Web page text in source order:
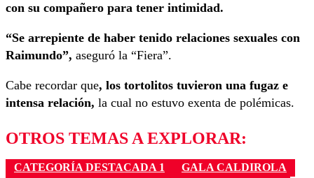
con su compañero para tener intimidad.
“Se arrepiente de haber tenido relaciones sexuales con
Raimundo”, aseguró la “Fiera”.
Cabe recordar que, los tortolitos tuvieron una fugaz e
intensa relación, la cual no estuvo exenta de polémicas.
OTROS TEMAS A EXPLORAR:
CATEGORÍA DESTACADA 1
GALA CALDIROLA